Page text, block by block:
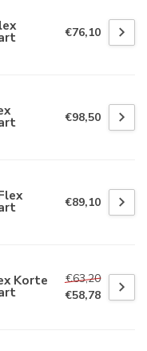
€76,10
€98,50
€89,10
Korte
€63,20
€58,78